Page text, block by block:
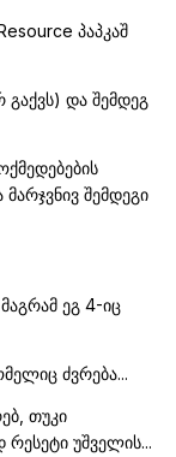
პაპკაშ
გაქვს) და შემდეგ
მარჯვნივ შემდეგი
ეგ 4-იც
ძვრება...
თუკი
უშველის...